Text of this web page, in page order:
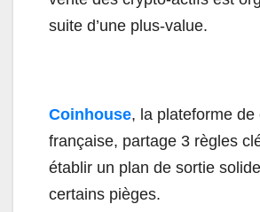
suite d’une plus-value.
Coinhouse, la plateforme de
française, partage 3 règles
établir un plan de sortie
certains pièges.